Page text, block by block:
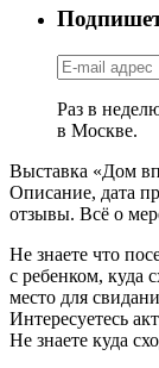
Раз в
в Москве.
Выставка «Дом
Описание, дата
отзывы. Всё о
Не знаете что
с ребенком, куда
место для
Интересуетесь
Не знаете куда